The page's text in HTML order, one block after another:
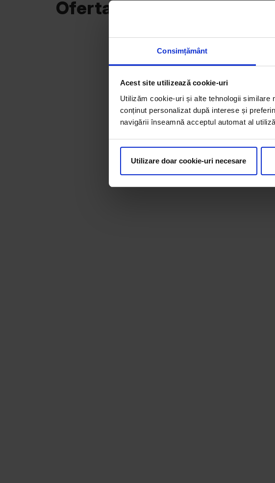
Consimțământ
Acest site utilizează cookie-uri
Utilizăm cookie-uri și alte tehnologii similare
conținut personalizat după interese și
navigării înseamnă acceptul automat al
Utilizare doar cookie-uri necesare
Oferta curentă